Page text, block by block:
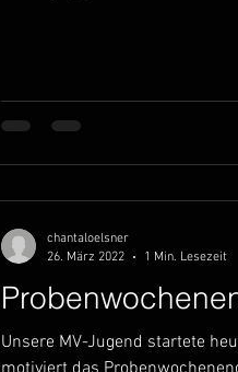
Unsere MV-Jugend startete
chantaloelsner
26. März 2022
1 Min. Lesezeit